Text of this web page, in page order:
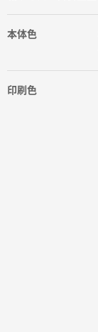
本体色
印刷色